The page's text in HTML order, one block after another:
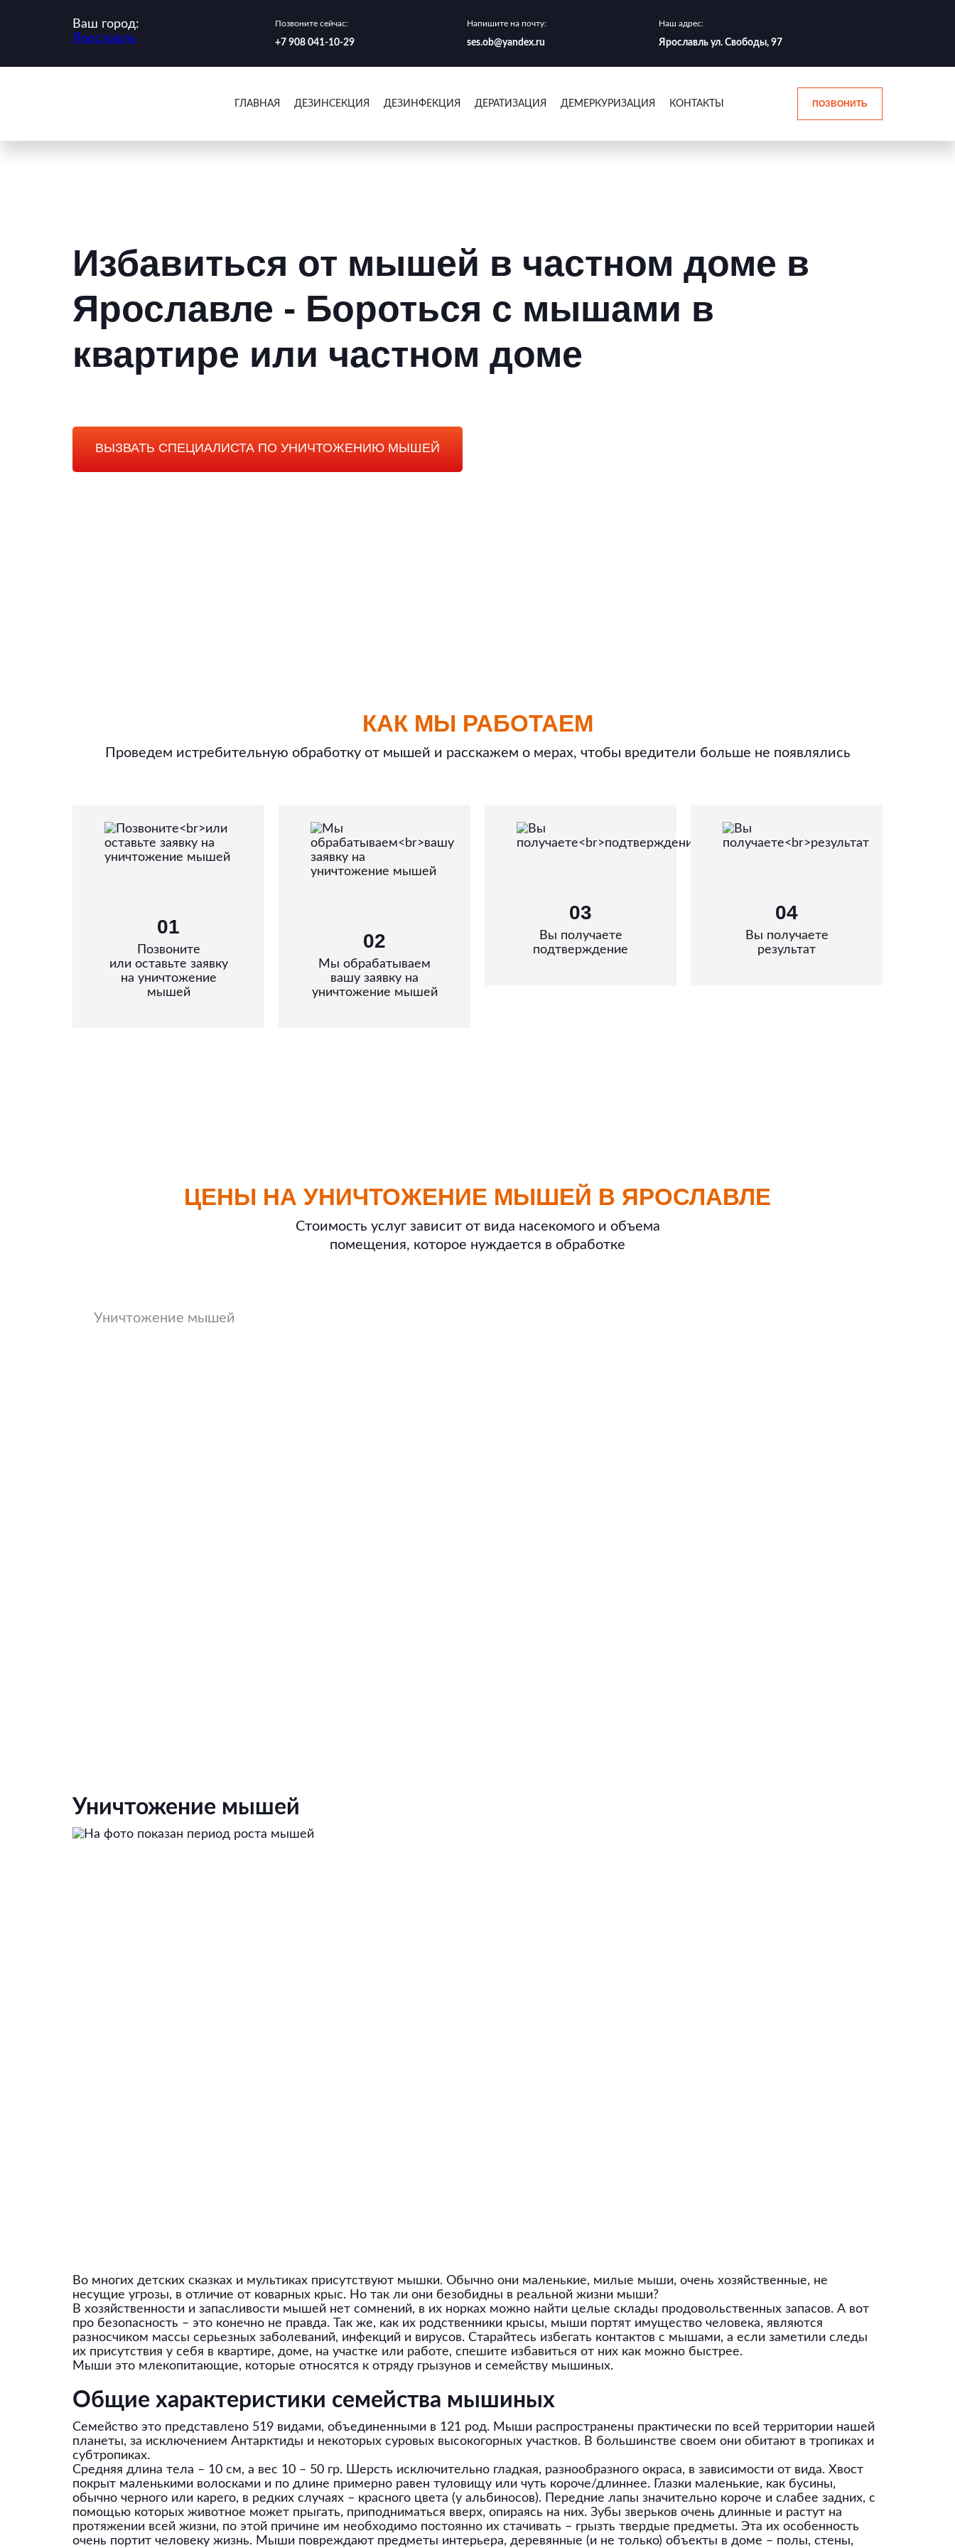
Ваш город:
Ярославль
Позвоните сейчас:
‪+7 908 041-10-29
Напишите на почту:
ses.ob@yandex.ru
Наш адрес:
Ярославль ул. Свободы, 97
ГЛАВНАЯ ДЕЗИНСЕКЦИЯ ДЕЗИНФЕКЦИЯ ДЕРАТИЗАЦИЯ ДЕМЕРКУРИЗАЦИЯ КОНТАКТЫ ПОЗВОНИТЬ
Избавиться от мышей в частном доме в
Ярославле - Бороться с мышами в
квартире или частном доме
ВЫЗВАТЬ СПЕЦИАЛИСТА ПО УНИЧТОЖЕНИЮ МЫШЕЙ
КАК МЫ РАБОТАЕМ
Проведем истребительную обработку от мышей и расскажем о мерах, чтобы вредители больше не появлялись
01
Позвоните
или оставьте заявку
на уничтожение
мышей
02
Мы обрабатываем
вашу заявку на
уничтожение мышей
03
Вы получаете
подтверждение
04
Вы получаете
результат
ЦЕНЫ НА УНИЧТОЖЕНИЕ МЫШЕЙ В ЯРОСЛАВЛЕ
Стоимость услуг зависит от вида насекомого и объема
помещения, которое нуждается в обработке
Уничтожение мышей
Уничтожение мышей
Во многих детских сказках и мультиках присутствуют мышки. Обычно они маленькие, милые мыши, очень хозяйственные, не
несущие угрозы, в отличие от коварных крыс. Но так ли они безобидны в реальной жизни мыши?
В хозяйственности и запасливости мышей нет сомнений, в их норках можно найти целые склады продовольственных запасов. А вот
про безопасность – это конечно не правда. Так же, как их родственники крысы, мыши портят имущество человека, являются
разносчиком массы серьезных заболеваний, инфекций и вирусов. Старайтесь избегать контактов с мышами, а если заметили следы
их присутствия у себя в квартире, доме, на участке или работе, спешите избавиться от них как можно быстрее.
Мыши это млекопитающие, которые относятся к отряду грызунов и семейству мышиных.
Общие характеристики семейства мышиных
Семейство это представлено 519 видами, объединенными в 121 род. Мыши распространены практически по всей территории нашей
планеты, за исключением Антарктиды и некоторых суровых высокогорных участков. В большинстве своем они обитают в тропиках и
субтропиках.
Средняя длина тела – 10 см, а вес 10 – 50 гр. Шерсть исключительно гладкая, разнообразного окраса, в зависимости от вида. Хвост
покрыт маленькими волосками и по длине примерно равен туловищу или чуть короче/длиннее. Глазки маленькие, как бусины,
обычно черного или карего, в редких случаях – красного цвета (у альбиносов). Передние лапы значительно короче и слабее задних, с
помощью которых животное может прыгать, приподниматься вверх, опираясь на них. Зубы зверьков очень длинные и растут на
протяжении всей жизни, по этой причине им необходимо постоянно их стачивать – грызть твердые предметы. Эта их особенность
очень портит человеку жизнь. Мыши повреждают предметы интерьера, деревянные (и не только) объекты в доме – полы, стены,